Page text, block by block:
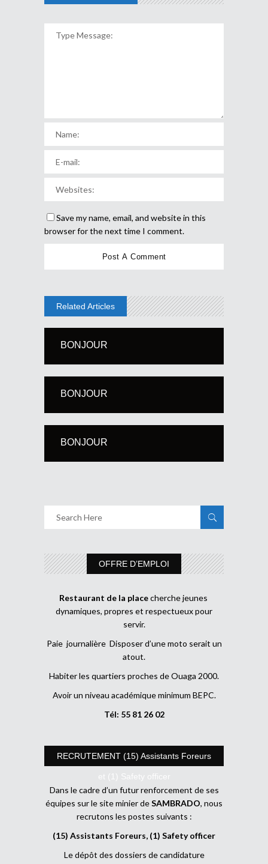
Save my name, email, and website in this
browser for the next time I comment.
Related Articles
BONJOUR
BONJOUR
BONJOUR
OFFRE D’EMPLOI
Restaurant de la placecherche jeunes
dynamiques, propres et respectueux pour
servir.
Paie journalière Disposer d’une moto serait un
atout.
Habiter les quartiers proches de Ouaga 2000.
Avoir un niveau académique minimum BEPC.
Tél: 55 81 26 02
RECRUTEMENT (15) Assistants Foreurs
et (1) Safety officer
Dans le cadre d’un futur renforcement de ses
équipes sur le site minier deSAMBRADO, nous
recrutons les postes suivants :
(15) Assistants Foreurs, (1) Safety officer
Le dépôt des dossiers de candidature